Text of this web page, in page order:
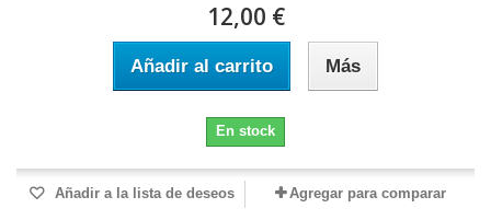
12,00 €
Añadir al carrito Más
En stock
Añadir a la lista de deseos Agregar para comparar